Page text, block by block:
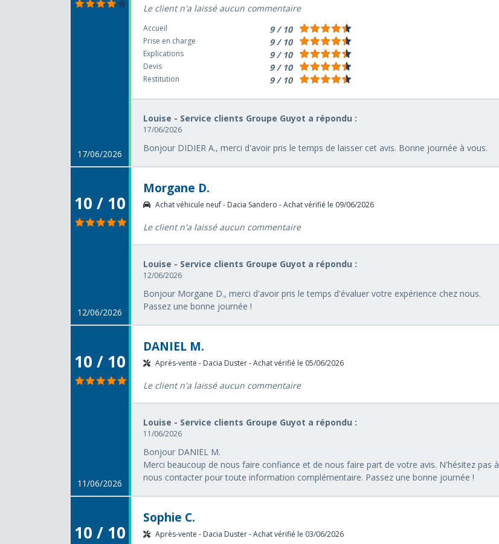
17/06/2026
Le client n'a laissé aucun commentaire
Accueil 9 / 10
Prise en charge 9 / 10
Explications 9 / 10
Devis 9 / 10
Restitution 9 / 10
Louise - Service clients Groupe Guyot a répondu :
17/06/2026
Bonjour DIDIER A., merci d'avoir pris le temps de laisser cet avis. Bonne journée à vous.
10 / 10
12/06/2026
Morgane D.
Achat véhicule neuf - Dacia Sandero - Achat vérifié le 09/06/2026
Le client n'a laissé aucun commentaire
Louise - Service clients Groupe Guyot a répondu :
12/06/2026
Bonjour Morgane D., merci d'avoir pris le temps d'évaluer votre expérience chez nous.
Passez une bonne journée !
10 / 10
11/06/2026
DANIEL M.
Après-vente - Dacia Duster - Achat vérifié le 05/06/2026
Le client n'a laissé aucun commentaire
Louise - Service clients Groupe Guyot a répondu :
11/06/2026
Bonjour DANIEL M.
Merci beaucoup de nous faire confiance et de nous faire part de votre avis. N'hésitez pas à
nous contacter pour toute information complémentaire. Passez une bonne journée !
10 / 10
Sophie C.
Après-vente - Dacia Duster - Achat vérifié le 03/06/2026